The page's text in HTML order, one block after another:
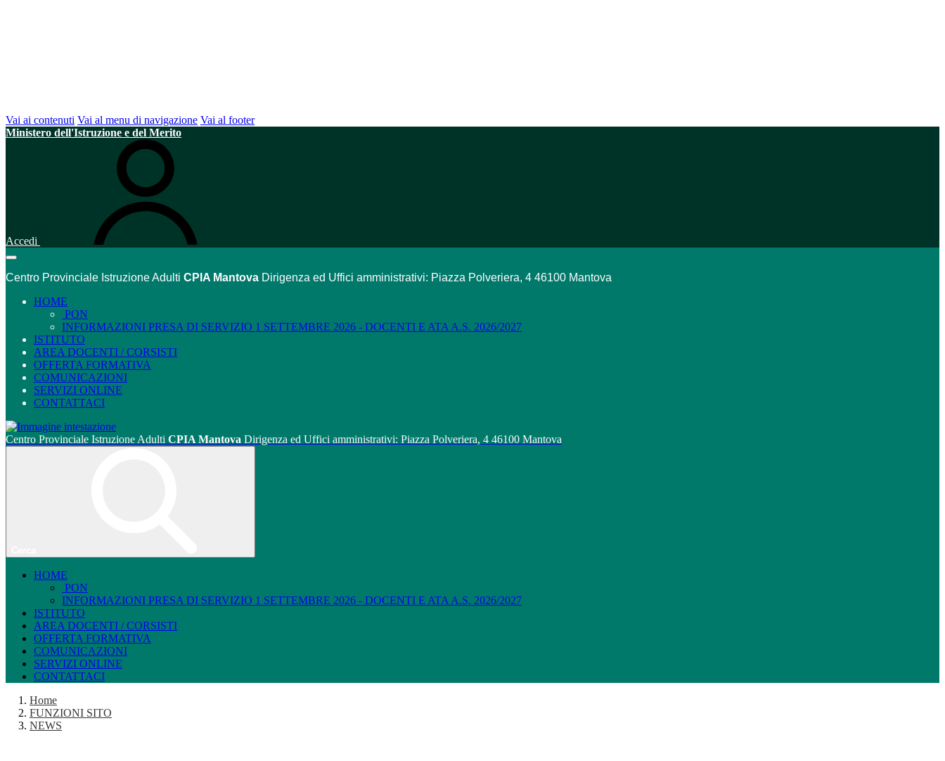
Vai ai contenuti Vai al menu di navigazione Vai al footer
Ministero dell'Istruzione e del Merito
Accedi
Centro Provinciale Istruzione Adulti CPIA Mantova Dirigenza ed Uffici amministrativi: Piazza Polveriera, 4 46100 Mantova
HOME
PON
INFORMAZIONI PRESA DI SERVIZIO 1 SETTEMBRE 2026 - DOCENTI E ATA A.S. 2026/2027
ISTITUTO
AREA DOCENTI / CORSISTI
OFFERTA FORMATIVA
COMUNICAZIONI
SERVIZI ONLINE
CONTATTACI
Centro Provinciale Istruzione Adulti CPIA Mantova Dirigenza ed Uffici amministrativi: Piazza Polveriera, 4 46100 Mantova
HOME
PON
INFORMAZIONI PRESA DI SERVIZIO 1 SETTEMBRE 2026 - DOCENTI E ATA A.S. 2026/2027
ISTITUTO
AREA DOCENTI / CORSISTI
OFFERTA FORMATIVA
COMUNICAZIONI
SERVIZI ONLINE
CONTATTACI
Home
FUNZIONI SITO
NEWS